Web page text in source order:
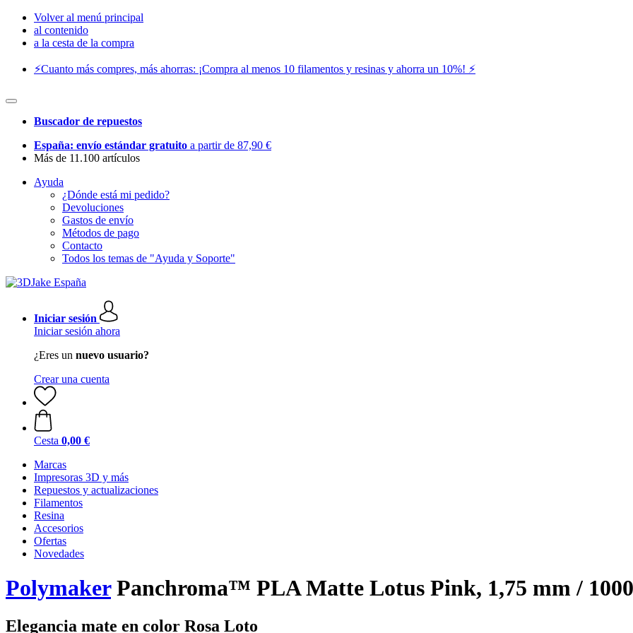
Volver al menú principal
al contenido
a la cesta de la compra
⚡️Cuanto más compres, más ahorras: ¡Compra al menos 10 filamentos y resinas y ahorra un 10%! ⚡️
Buscador de repuestos
España: envío estándar gratuito a partir de 87,90 €
Más de 11.100 artículos
Ayuda
¿Dónde está mi pedido?
Devoluciones
Gastos de envío
Métodos de pago
Contacto
Todos los temas de "Ayuda y Soporte"
Iniciar sesión
Iniciar sesión ahora
¿Eres un nuevo usuario?
Crear una cuenta
Cesta 0,00 €
Marcas
Impresoras 3D y más
Repuestos y actualizaciones
Filamentos
Resina
Accesorios
Ofertas
Novedades
PolymakerPanchroma™ PLA Matte Lotus Pink, 1,75 mm /
Elegancia mate en color Rosa Loto